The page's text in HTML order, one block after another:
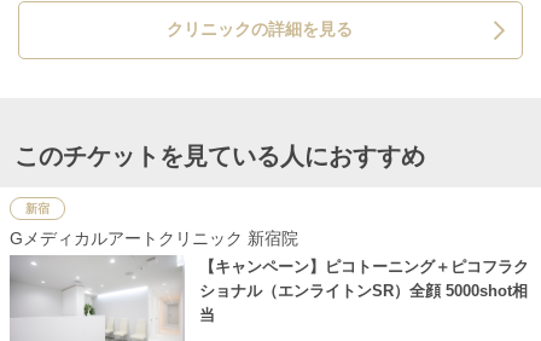
クリニックの詳細を見る
このチケットを見ている人におすすめ
新宿
Gメディカルアートクリニック 新宿院
【キャンペーン】ピコトーニング＋ピコフラク
ショナル（エンライトンSR）全顔 5000shot相
当